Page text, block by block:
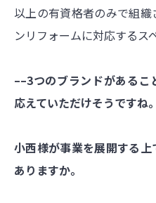
以上の有資格者のみで組
ンリフォームに対応するス
––3つのブランドがあるこ
応えていただけそうですね。
小西様が事業を展開する
ありますか。